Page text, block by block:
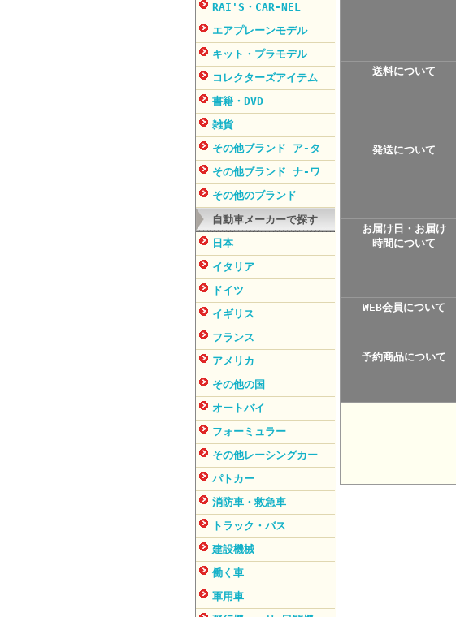
RAI'S・CAR-NEL
エアプレーンモデル
キット・プラモデル
コレクターズアイテム
書籍・DVD
雑貨
その他ブランド ア-タ
その他ブランド ナ-ワ
その他のブランド
自動車メーカーで探す
日本
イタリア
ドイツ
イギリス
フランス
アメリカ
その他の国
オートバイ
フォーミュラー
その他レーシングカー
パトカー
消防車・救急車
トラック・バス
建設機械
働く車
軍用車
送料について
発送について
お届け日・お届け
時間について
WEB会員について
予約商品について